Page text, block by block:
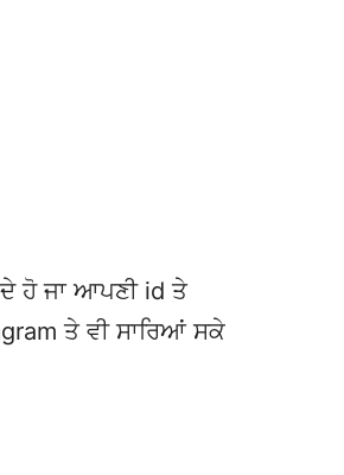
ਹੋ ਜਾ ਆਪਣੀ id ਤੇ
ਤੇ ਵੀ ਸਾਰਿਆਂ ਸਕੇ